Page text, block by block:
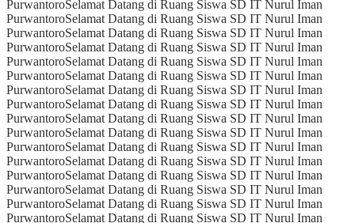
PurwantoroSelamat Datang di Ruang Siswa SD IT Nurul Iman
PurwantoroSelamat Datang di Ruang Siswa SD IT Nurul Iman
PurwantoroSelamat Datang di Ruang Siswa SD IT Nurul Iman
PurwantoroSelamat Datang di Ruang Siswa SD IT Nurul Iman
PurwantoroSelamat Datang di Ruang Siswa SD IT Nurul Iman
PurwantoroSelamat Datang di Ruang Siswa SD IT Nurul Iman
PurwantoroSelamat Datang di Ruang Siswa SD IT Nurul Iman
PurwantoroSelamat Datang di Ruang Siswa SD IT Nurul Iman
PurwantoroSelamat Datang di Ruang Siswa SD IT Nurul Iman
PurwantoroSelamat Datang di Ruang Siswa SD IT Nurul Iman
PurwantoroSelamat Datang di Ruang Siswa SD IT Nurul Iman
PurwantoroSelamat Datang di Ruang Siswa SD IT Nurul Iman
PurwantoroSelamat Datang di Ruang Siswa SD IT Nurul Iman
PurwantoroSelamat Datang di Ruang Siswa SD IT Nurul Iman
PurwantoroSelamat Datang di Ruang Siswa SD IT Nurul Iman
PurwantoroSelamat Datang di Ruang Siswa SD IT Nurul Iman